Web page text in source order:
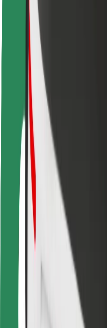
Sigurnosni laboratorij
Gradovi
Lokacije
Gradska rješenja
Zračne luke
Bolt stanice za
Podrška
Za korisnike
Za vozače
Za dostavljače
Bolt Food
Za vlasnike flota
Za restorane
Bolt for Business